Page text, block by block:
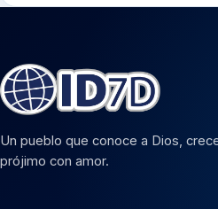
Un pueblo que conoce a Dios,
prójimo con amor.